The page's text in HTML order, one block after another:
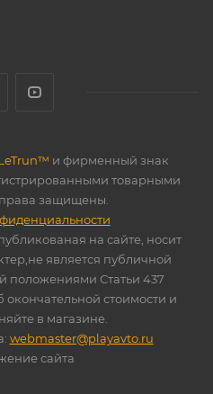
и фирменный знак
товарными
защищены.
на сайте, носит
является публичной
положениями Статьи 437
окончательной стоимости и
в магазине.
webmaster@playavto.ru
сайта